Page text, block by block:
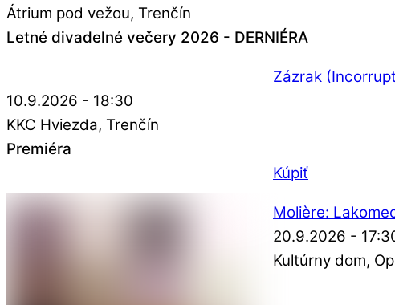
Átrium pod vežou Trenčín
Letné divadelné večery 2026 - DERNIÉRA
Zázrak
10.9.2026 - 18:30
KKC Hviezda Trenčín
Premiéra
Kúpiť
Molière:
20.9.2026 -
Kultúrny dom